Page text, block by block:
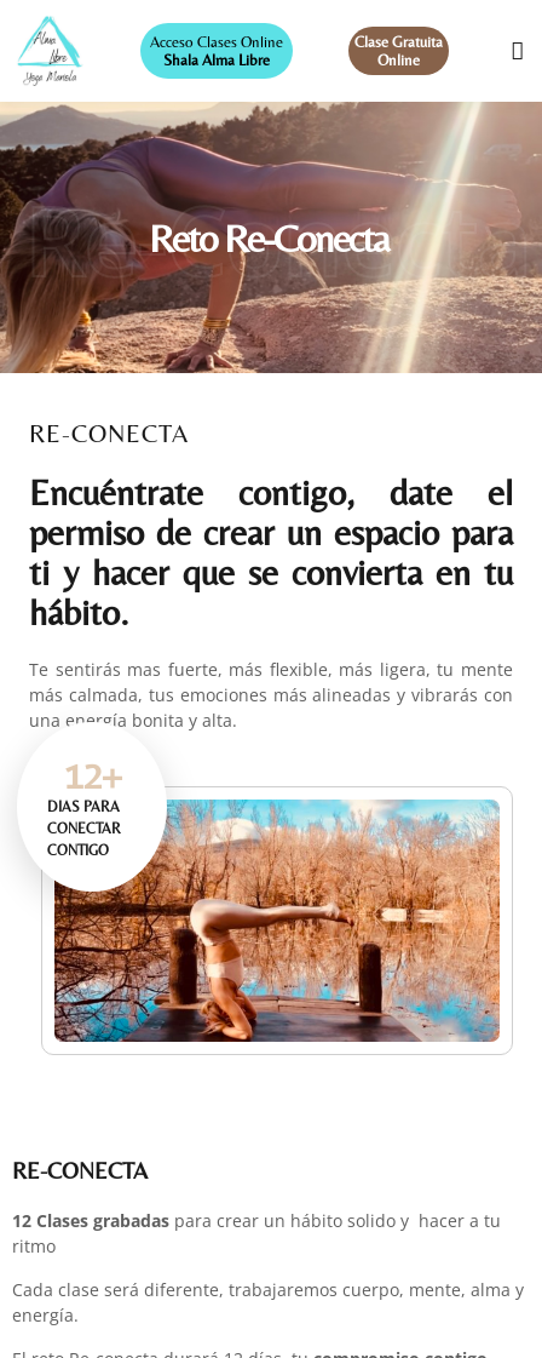
Acceso Clases Online
Shala Alma Libre
Clase Gratuita
Online
Re-Conecta
Reto Re-Conecta
DIAS PARA
CONECTAR
CONTIGO
12+
RE-CONECTA
Encuéntrate contigo, date el
permiso de crear un espacio para
ti y hacer que se convierta en tu
hábito.
Te sentirás mas fuerte, más flexible, más ligera, tu mente
más calmada, tus emociones más alineadas y vibrarás con
una energía bonita y alta.
RE-CONECTA
12 Clases grabadas para crear un hábito solido y hacer a tu
ritmo
Cada clase será diferente, trabajaremos cuerpo, mente, alma y
energía.